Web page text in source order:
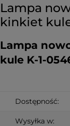
Lampa
kinkiet
Lampa
kule K-1-
Dostępność:
Wysyłka w: